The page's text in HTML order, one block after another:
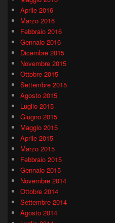
Aprile 2016
Marzo 2016
Febbraio 2016
Gennaio 2016
Dicembre 2015
Novembre 2015
Ottobre 2015
Settembre 2015
Agosto 2015
Luglio 2015
Giugno 2015
Maggio 2015
Aprile 2015
Marzo 2015
Febbraio 2015
Gennaio 2015
Novembre 2014
Ottobre 2014
Settembre 2014
Agosto 2014